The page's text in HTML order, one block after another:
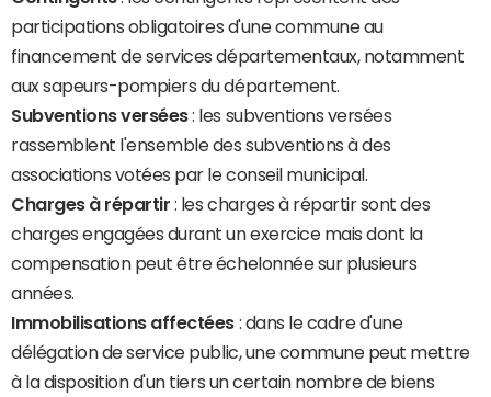
participations obligatoires d'une commune au
financement de services départementaux, notamment
aux sapeurs-pompiers du département.
Subventions versées: les subventions versées
rassemblent l'ensemble des subventions à des
associations votées par le conseil municipal.
Charges à répartir : les charges à répartir sont des
charges engagées durant un exercice mais dont la
compensation peut être échelonnée sur plusieurs
années.
Immobilisations affectées : dans le cadre d'une
délégation de service public, une commune peut mettre
à la disposition d'un tiers un certain nombre de biens